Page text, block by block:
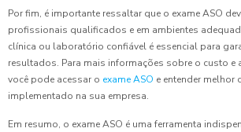
Por fim, é importante ressaltar que o exame ASO
profissionais qualificados e em ambientes
clínica ou laboratório confiável é essencial para
resultados. Para mais informações sobre o custo e
você pode acessar o exame ASO e entender melhor
implementado na sua empresa.
Em resumo, o exame ASO é uma ferramenta